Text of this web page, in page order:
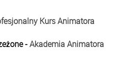
Kurs Animatora
-Akademia Animatora